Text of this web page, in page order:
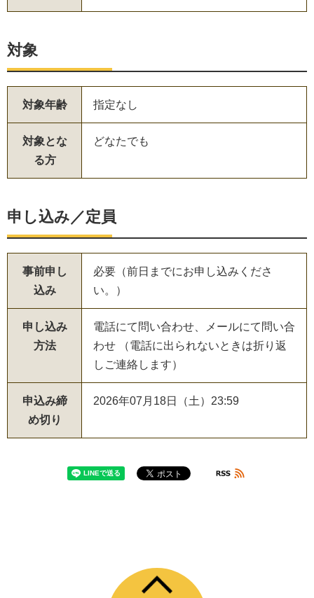
対象
対象年齢 指定なし
対象とな
る方
どなたでも
申し込み／定員
事前申し
込み
必要（前日までにお申し込みくださ
い。）
申し込み
方法
電話にて問い合わせ、メールにて問い合
わせ （電話に出られないときは折り返
しご連絡します）
申込み締
め切り
2026年07月18日（土）23:59